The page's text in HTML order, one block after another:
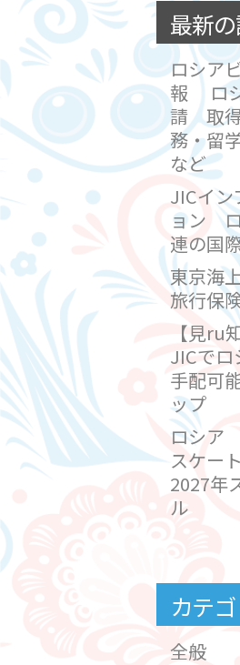
最新
ロシア
報 ロ
請 取
務・留
など
JICイン
ョン
連の国
東京海
旅行保
【見ru
JICでロ
手配可
ップ
ロシア
スケー
2027年
ル
カテゴ
全般